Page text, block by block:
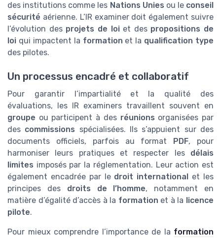
des institutions comme les Nations Unies ou le conseil
sécurité aérienne. L’IR examiner doit également suivre
l’évolution des projets de loiet des propositions de
loi qui impactent la formation et la qualification type
des pilotes.
Un processus encadré et collaboratif
Pour garantir l’impartialité et la qualité des
évaluations, les IR examiners travaillent souvent en
groupe ou participent à des réunions organisées par
des commissions spécialisées. Ils s’appuient sur des
documents officiels, parfois au format
PDF, pour
harmoniser leurs pratiques et respecter les délais
limites imposés par la réglementation. Leur action est
également encadrée par le droit international
et les
principes des droits de l’homme, notamment en
matière d’égalité d’accès à la formation et à la licence
pilote.
Pour mieux comprendre l’importance de la formation